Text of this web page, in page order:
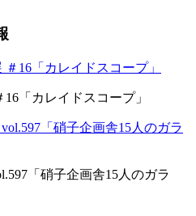
16「カレイドスコープ」
「硝子企画舎15人のガラ